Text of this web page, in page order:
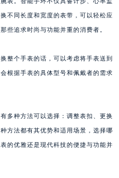
不同长度和宽度的表带，可以轻松应
些追求时尚与功能并重的消费者。
整个手表的话，可以考虑将手表送到
根据手表的具体型号和佩戴者的需求
多种方法可以选择：调整表扣、更换
方法都有其优势和适用场景，选择哪
的优雅还是现代科技的便捷与功能并